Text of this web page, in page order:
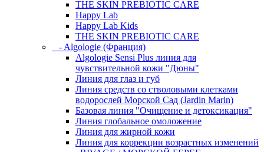
THE SKIN PREBIOTIC CARE
Happy Lab
Happy Lab Kids
THE SKIN PREBIOTIC CARE
- Algologie (Франция)
Algologie Sensi Plus линия для
чувcтвительной кожи "Дюны"
Линия для глаз и губ
Линия средств со стволовыми клетками
водорослей Морской Сад (Jardin Marin)
Базовая линия "Очищение и детоксикация"
Линия глобальное омоложение
Линия для жирной кожи
Линия для коррекции возрастных изменений